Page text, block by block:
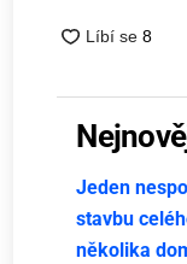
Jeden
stavbu
několika